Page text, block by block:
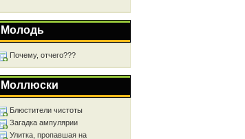
Молодь
Почему, отчего???
Моллюски
Блюстители чистоты
Загадка ампулярии
Улитка, пропавшая на